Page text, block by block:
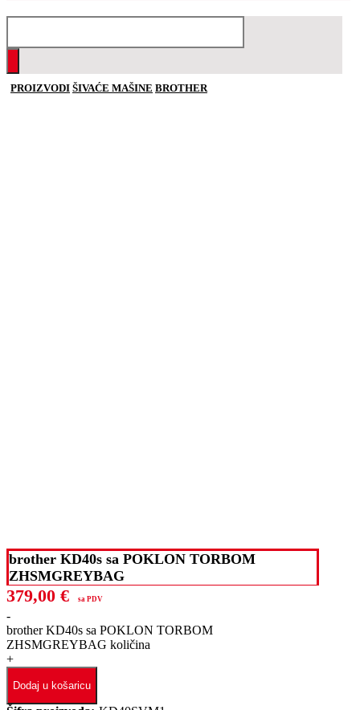
PROIZVODI ŠIVAĆE MAŠINE BROTHER
brother KD40s sa POKLON TORBOM
ZHSMGREYBAG
379,00 € sa PDV
-
brother KD40s sa POKLON TORBOM
ZHSMGREYBAG količina
+
Dodaj u košaricu